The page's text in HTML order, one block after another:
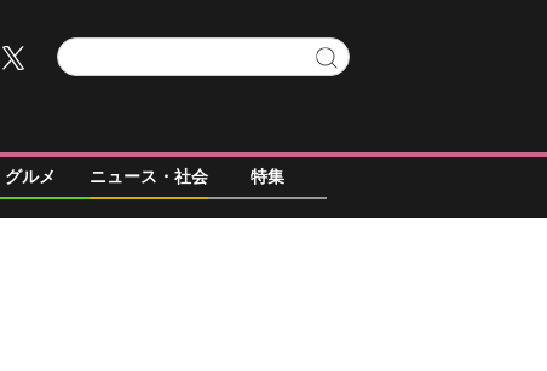
グルメ ニュース・社会 特集